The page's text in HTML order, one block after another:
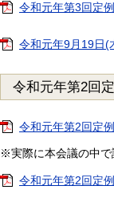
令和元年第3回定
令和元年9月19日
令和元年第2回
令和元年第2回定
※実際に本会議の中で
令和元年第2回定